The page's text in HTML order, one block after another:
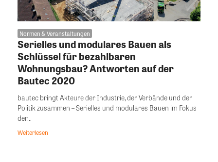
Normen & Veranstaltungen
Serielles und modulares Bauen als
Schlüssel für bezahlbaren
Wohnungsbau? Antworten auf der
Bautec 2020
bautec bringt Akteure der Industrie, der Verbände und der
Politik zusammen – Serielles und modulares Bauen im Fokus
der...
Weiterlesen